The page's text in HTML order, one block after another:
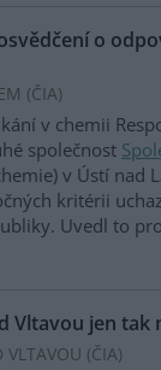
o
(ČIA)
v chemii
společnost
v Ústí nad
kritérii
Uvedl to
Vltavou jen tak
(ČIA)